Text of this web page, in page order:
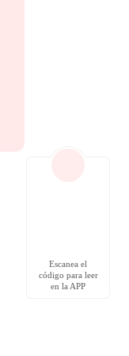
Escanea el
código para leer
en la APP